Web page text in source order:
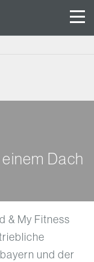
Dach
& My Fitness
und der